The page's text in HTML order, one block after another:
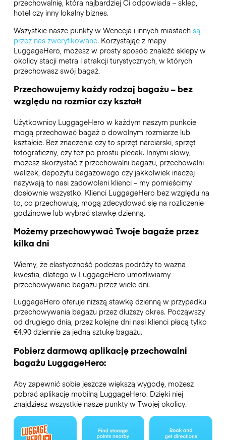
przechowalnię, która najbardziej Ci odpowiada – sklep,
hotel czy inny lokalny biznes.
Wszystkie nasze punkty w Wenecja i innych miastach są
przez nas zweryfikowane. Korzystając z mapy
LuggageHero, możesz w prosty sposób znaleźć sklepy w
okolicy stacji metra i atrakcji turystycznych, w których
przechowasz swój bagaż.
Przechowujemy każdy rodzaj bagażu – bez
względu na rozmiar czy kształt
Użytkownicy LuggageHero w każdym naszym punkcie
mogą przechować bagaż o dowolnym rozmiarze lub
kształcie. Bez znaczenia czy to sprzęt narciarski, sprzęt
fotograficzny, czy też po prostu plecak. Innymi słowy,
możesz skorzystać z przechowalni bagażu, przechowalni
walizek, depozytu bagażowego czy jakkolwiek inaczej
nazywają to nasi zadowoleni klienci – my pomieścimy
dosłownie wszystko. Klienci LuggageHero bez względu na
to, co przechowują, mogą zdecydować się na rozliczenie
godzinowe lub wybrać stawkę dzienną.
Możemy przechowywać Twoje bagaże przez
kilka dni
Wiemy, że elastyczność podczas podróży to ważna
kwestia, dlatego w LuggageHero umożliwiamy
przechowywanie bagażu przez wiele dni.
LuggageHero oferuje niższą stawkę dzienną w przypadku
przechowywania bagażu przez dłuższy okres. Począwszy
od drugiego dnia, przez kolejne dni nasi klienci płacą tylko
€4.90 dziennie za jedną sztukę bagażu.
Pobierz darmową aplikację przechowalni
bagażu LuggageHero:
Aby zapewnić sobie jeszcze większą wygodę, możesz
pobrać aplikację mobilną LuggageHero. Dzięki niej
znajdziesz wszystkie nasze punkty w Twojej okolicy.